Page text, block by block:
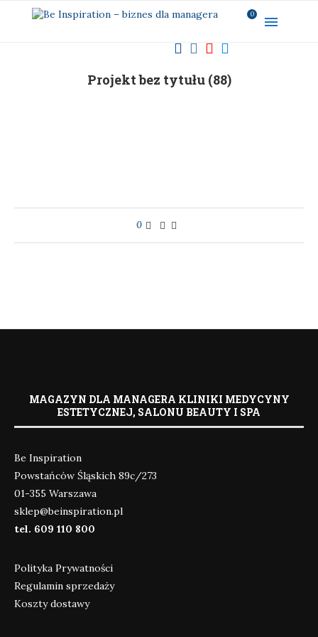
0
Projekt bez tytułu (88)
0
MAGAZYN DLA MANAGERA KLINIKI MEDYCYNY
ESTETYCZNEJ, SALONU BEAUTY I SPA
Be Inspiration
Powstańców Śląskich 89c/273
01-355 Warszawa
sklep@beinspiration.pl
tel. 609 110 800
Polityka Prywatności
Regulamin sprzedaży
Koszty dostawy